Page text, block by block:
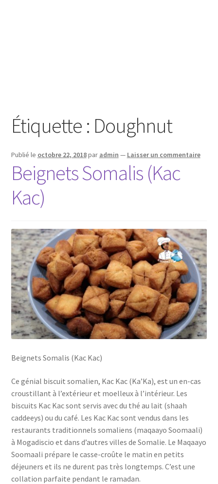
Étiquette : Doughnut
Publié le octobre 22, 2018par admin — Laisser un commentaire
Beignets Somalis (Kac
Kac)
Beignets Somalis (Kac Kac)
Ce génial biscuit somalien, Kac Kac (Ka’Ka), est un en-cas
croustillant à l’extérieur et moelleux à l’intérieur. Les
biscuits Kac Kac sont servis avec du thé au lait (shaah
caddeeys) ou du café. Les Kac Kac sont vendus dans les
restaurants traditionnels somaliens (maqaayo Soomaali)
à Mogadiscio et dans d’autres villes de Somalie. Le Maqaayo
Soomaali prépare le casse-croûte le matin en petits
déjeuners et ils ne durent pas très longtemps. C’est une
collation parfaite pendant le ramadan.